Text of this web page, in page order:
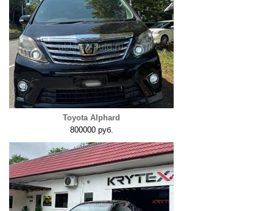
Toyota Alphard
800000 руб.